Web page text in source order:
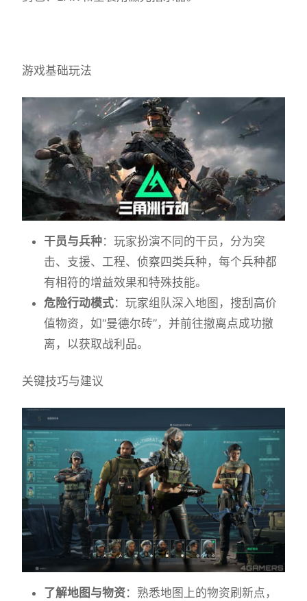
游戏基础玩法
干员与兵种：玩家扮演不同的干员，分为突
击、支援、工程、侦察四类兵种，每个兵种都
有相符的增益效果和特殊技能。
危险行动模式：玩家组队深入地图，搜刮高价
值物资，如“曼德尔砖”，并前往撤离点成功撤
离，以获取战利品。
关键技巧与建议
了解地图与物资：熟悉地图上的物资刷新点，